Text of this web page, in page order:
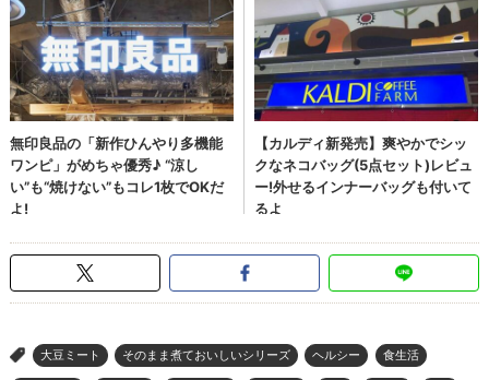
> 大豆ミート そのまま煮ておいしいシリーズ ヘルシー 食生活